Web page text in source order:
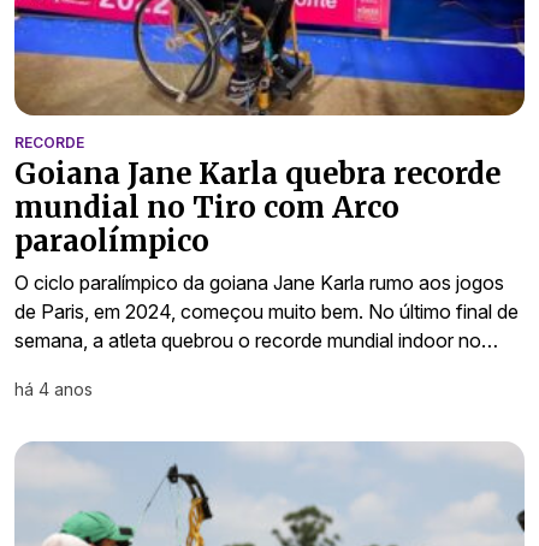
RECORDE
Goiana Jane Karla quebra recorde
mundial no Tiro com Arco
paraolímpico
O ciclo paralímpico da goiana Jane Karla rumo aos jogos
de Paris, em 2024, começou muito bem. No último final de
semana, a atleta quebrou o recorde mundial indoor no…
há 4 anos